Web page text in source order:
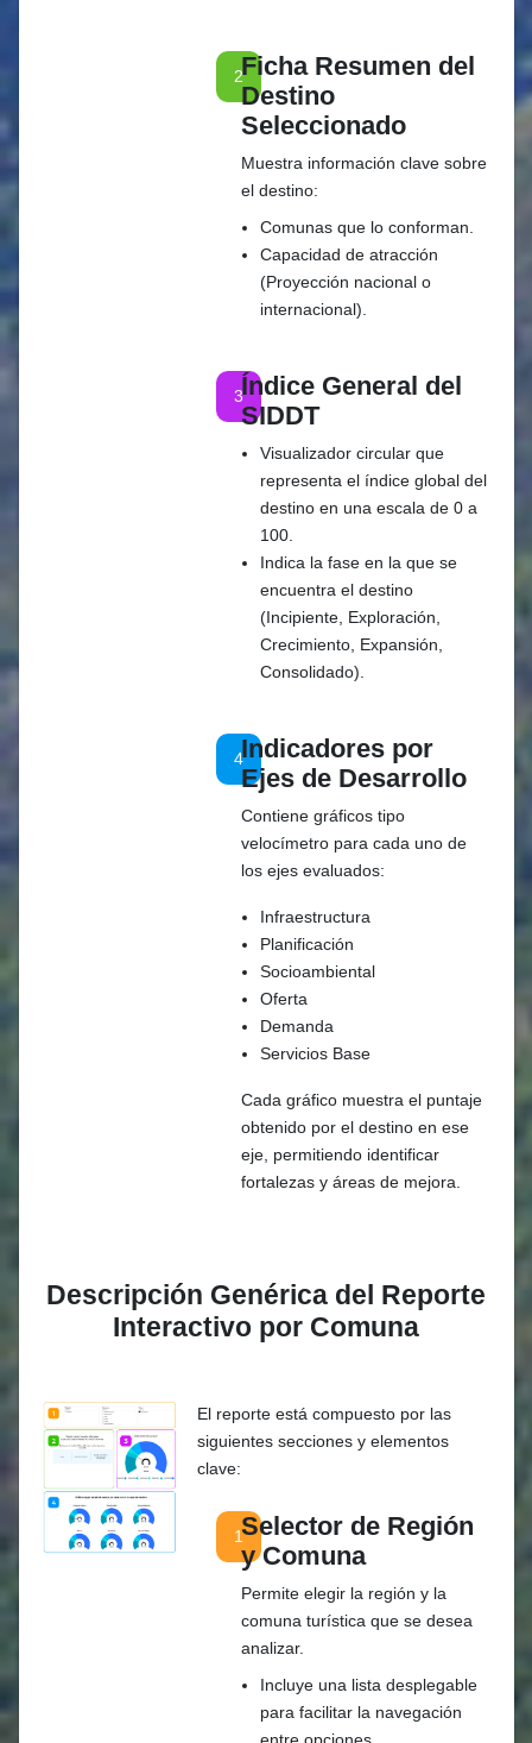
2Ficha Resumen del
Destino
Seleccionado
Muestra información clave sobre
el destino:
Comunas que lo conforman.
Capacidad de atracción
(Proyección nacional o
internacional).
3Índice General del
SIDDT
Visualizador circular que
representa el índice global del
destino en una escala de 0 a
100.
Indica la fase en la que se
encuentra el destino
(Incipiente, Exploración,
Crecimiento, Expansión,
Consolidado).
4Indicadores por
Ejes de Desarrollo
Contiene gráficos tipo
velocímetro para cada uno de
los ejes evaluados:
Infraestructura
Planificación
Socioambiental
Oferta
Demanda
Servicios Base
Cada gráfico muestra el puntaje
obtenido por el destino en ese
eje, permitiendo identificar
fortalezas y áreas de mejora.
Descripción Genérica del Reporte
Interactivo por Comuna
El reporte está compuesto por las
siguientes secciones y elementos
clave:
1Selector de Región
y Comuna
Permite elegir la región y la
comuna turística que se desea
analizar.
Incluye una lista desplegable
para facilitar la navegación